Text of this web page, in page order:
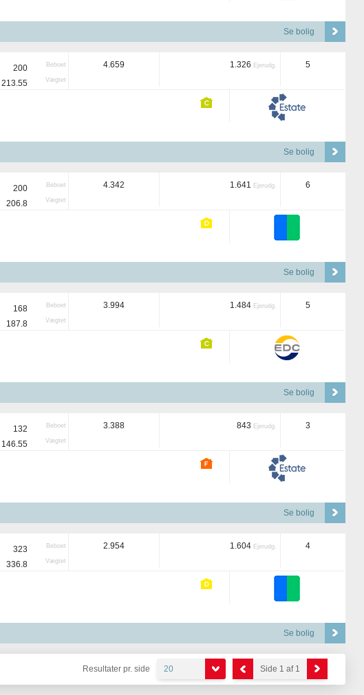
Se bolig
200 Beboet
213.55 Vægtet
4.659 1.326 Ejerudg. 5
Se bolig
200 Beboet
206.8 Vægtet
4.342 1.641 Ejerudg. 6
Se bolig
168 Beboet
187.8 Vægtet
3.994 1.484 Ejerudg. 5
Se bolig
132 Beboet
146.55 Vægtet
3.388 843 Ejerudg. 3
Se bolig
323 Beboet
336.8 Vægtet
2.954 1.604 Ejerudg. 4
Se bolig
Resultater pr. side 20 Side 1 af 1